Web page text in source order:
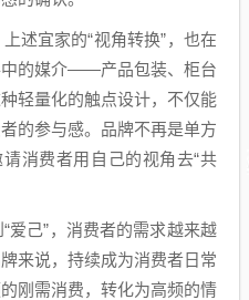
述宜家的“视角转换”，也在
中的媒介——产品包装、柜台
轻量化的触点设计，不仅能
的参与感。品牌不再是单方
消费者用自己的视角去“共
“爱己”，消费者的需求越来越
来说，持续成为消费者日常
刚需消费，转化为高频的情